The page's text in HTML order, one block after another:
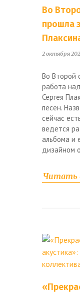
Во
прошла
2 октября
Во Второй
работа
Сергея
песен.
сейчас
ведется
альбома и
дизайном
Читать